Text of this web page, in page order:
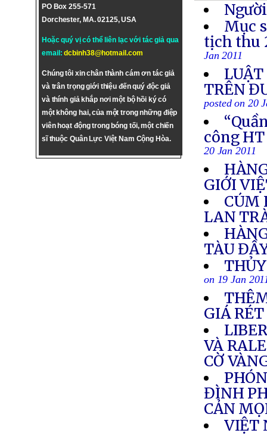
PO Box 255-571
Dorchester, MA. 02125, USA
Hoặc quý vị có thể liên lạc với tác giả qua
email:dcbinh38@hotmail.com
Chúng tôi xin chân thành cám ơn tác giả
và trân trọng giới thiệu đến quý độc giả
và thính giả khắp nơi một bộ hồi ký có
một không hai, của một trong những điệp
viên hoạt động trong bóng tối, một chiến
sĩ thuộc Quân Lực Việt Nam Cộng Hòa.
Mục
tịch thu
Jan 2011
TRÊN
posted on 20
công
20 Jan 2011
GIỚI
CÚM
LAN
TÀU
on 19 Jan
GIÁ
VÀ
CỜ
ĐÌNH
CẢN
VIỆT